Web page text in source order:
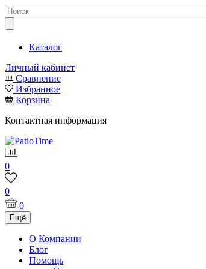
Каталог
Личный кабинет
Сравнение
Избранное
Корзина
Контактная информация
0
0
0
Ещё
О Компании
Блог
Помощь